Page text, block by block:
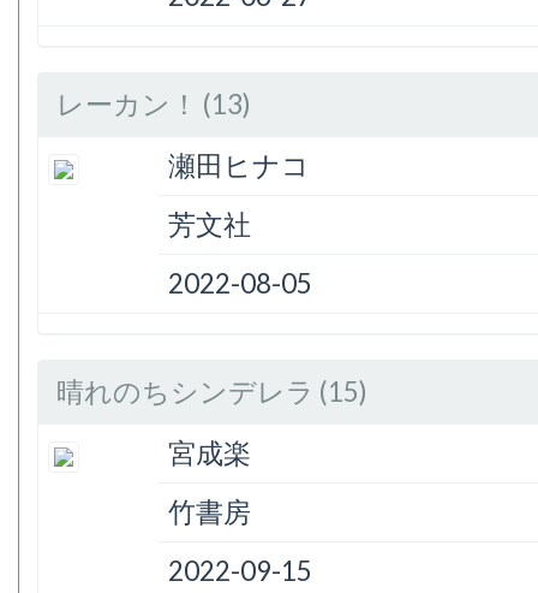
レーカン！ (13)
瀬田ヒナコ
芳文社
2022-08-05
晴れのちシンデレラ (15)
宮成楽
竹書房
2022-09-15